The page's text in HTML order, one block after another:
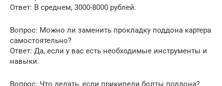
Ответ: В среднем, 3000-8000 рублей.
Вопрос: Можно ли заменить прокладку поддона картера
самостоятельно?
Ответ: Да, если у вас есть необходимые инструменты и
навыки.
Вопрос: Что делать, если прикипели болты поддона?